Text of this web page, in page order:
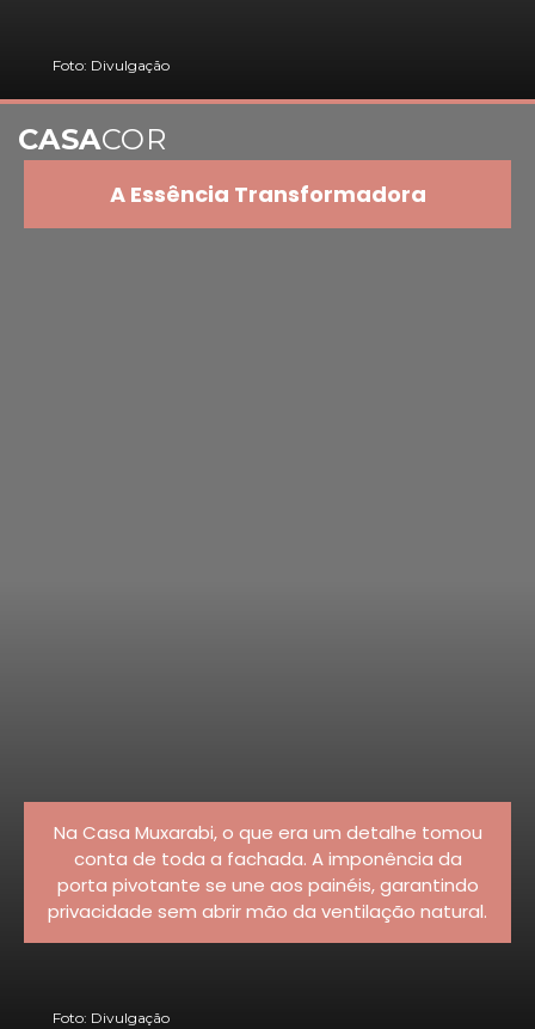
Foto: Divulgação
A Essência Transformadora
Na Casa Muxarabi, o que era um detalhe tomou
conta de toda a fachada. A imponência da
porta pivotante se une aos painéis, garantindo
privacidade sem abrir mão da ventilação natural.
Foto: Divulgação
CASACOR